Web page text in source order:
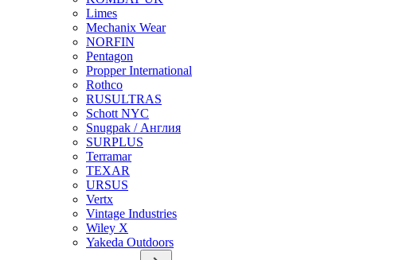
Limes
Mechanix Wear
NORFIN
Pentagon
Propper International
Rothco
RUSULTRAS
Schott NYC
Snugpak / Англия
SURPLUS
Terramar
TEXAR
URSUS
Vertx
Vintage Industries
Wiley X
Yakeda Outdoors